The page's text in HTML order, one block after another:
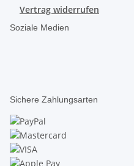
Vertrag widerrufen
Soziale Medien
Sichere Zahlungsarten